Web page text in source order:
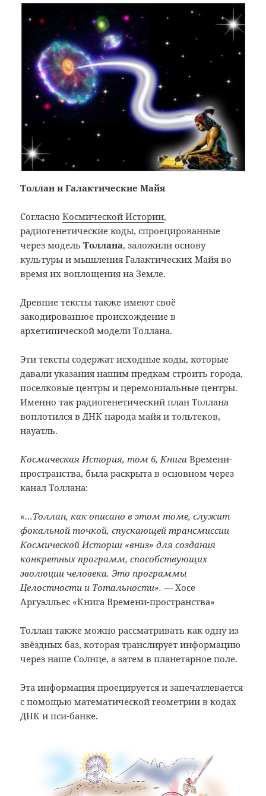
Толлан и Галактические Майя
СогласноКосмической Истории,
радиогенетические коды, спроецированные
через модельТоллана, заложили основу
культуры и мышления Галактических Майя во
время их воплощения на Земле.
Древние тексты также имеют своё
закодированное происхождение в
архетипической модели Толлана.
Эти тексты содержат исходные коды, которые
давали указания нашим предкам строить города,
поселковые центры и церемониальные центры.
Именно так радиогенетический план Толлана
воплотилсяв ДНК народа майя и тольтеков,
науатль.
Космическая История, том 6, Книга Времени-
пространства, была раскрыта в основном через
канал Толлана:
«…Толлан, как описано в этом томе, служит
фокальной точкой, спускающей трансмиссии
Космической Истории «вниз» для создания
конкретных программ, способствующих
эволюции человека. Это программы
Целостности и Тотальности». — Хосе
Аргуэлльес «Книга Времени-пространства»
Толлан также можно рассматривать как одну из
звёздных баз, которая транслирует информацию
через наше Солнце, а затем в планетарное поле.
Эта информация проецируется и запечатлевается
с помощью математической геометрии в кодах
ДНК и пси-банке.